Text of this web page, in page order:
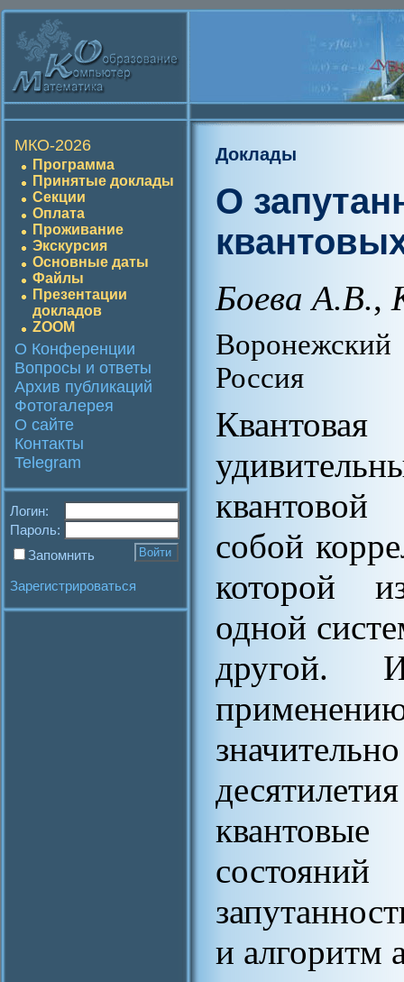
МКО-2026
Программа
Принятые доклады
Секции
Оплата
Проживание
Экскурсия
Основные даты
Файлы
Презентации
докладов
ZOOM
О Конференции
Вопросы и ответы
Архив публикаций
Фотогалерея
О сайте
Контакты
Telegram
Логин:
Пароль:
Запомнить
Зарегистрироваться
Доклады
О
Боева А.В.,
Россия
собой
которой
одной
другой.
и алгоритм